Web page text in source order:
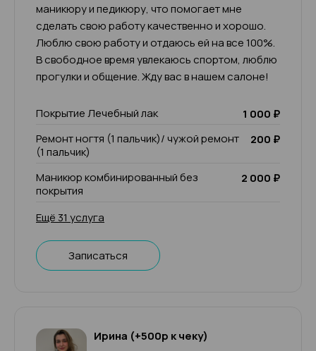
маникюру и педикюру, что помогает мне
сделать свою работу качественно и хорошо.
Люблю свою работу и отдаюсь ей на все 100%.
В свободное время увлекаюсь спортом, люблю
прогулки и общение. Жду вас в нашем салоне!
Покрытие Лечебный лак
1 000 ₽
Ремонт ногтя (1 пальчик)/ чужой ремонт
(1 пальчик)
200 ₽
Маникюр комбинированный без
покрытия
2 000 ₽
Ещё 31 услуга
Записаться
Ирина (+500р к чеку)